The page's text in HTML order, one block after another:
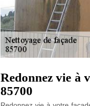
Redonnez vie à
85700